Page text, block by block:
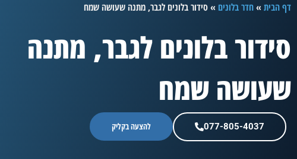
דף הבית»חדר בלונים »סידור בלונים לגבר, מתנה שעושה שמח
סידור בלונים לגבר, מתנה
שעושה שמח
077-805-4037 להצעה בקליק